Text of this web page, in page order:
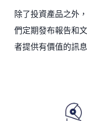
除了投資產品之外
們定期發布報告和
者提供有價值的訊